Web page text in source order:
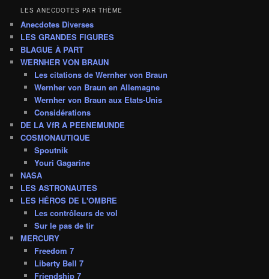
LES ANECDOTES PAR THÈME
Anecdotes Diverses
LES GRANDES FIGURES
BLAGUE À PART
WERNHER VON BRAUN
Les citations de Wernher von Braun
Wernher von Braun en Allemagne
Wernher von Braun aux Etats-Unis
Considérations
DE LA VfR A PEENEMUNDE
COSMONAUTIQUE
Spoutnik
Youri Gagarine
NASA
LES ASTRONAUTES
LES HÉROS DE L'OMBRE
Les contrôleurs de vol
Sur le pas de tir
MERCURY
Freedom 7
Liberty Bell 7
Friendship 7